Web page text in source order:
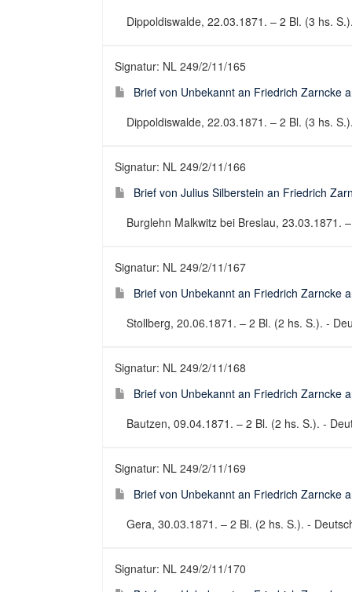
Dippoldiswalde, 22.03.1871. – 2 Bl. (3 hs.
Signatur: NL 249/2/11/165
Brief von Unbekannt an Friedrich Zarncke
Dippoldiswalde, 22.03.1871. – 2 Bl. (3 hs.
Signatur: NL 249/2/11/166
Brief von Julius Silberstein an Friedrich
Burglehn Malkwitz bei Breslau, 23.03.1871.
Signatur: NL 249/2/11/167
Brief von Unbekannt an Friedrich Zarncke
Stollberg, 20.06.1871. – 2 Bl. (2 hs. S.). -
Signatur: NL 249/2/11/168
Brief von Unbekannt an Friedrich Zarncke
Bautzen, 09.04.1871. – 2 Bl. (2 hs. S.). -
Signatur: NL 249/2/11/169
Brief von Unbekannt an Friedrich Zarncke
Gera, 30.03.1871. – 2 Bl. (2 hs. S.). -
Signatur: NL 249/2/11/170